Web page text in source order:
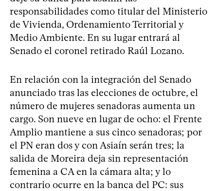
responsabilidades como titular del Ministerio
de Vivienda, Ordenamiento Territorial y
Medio Ambiente. En su lugar entrará al
Senado el coronel retirado Raúl Lozano.
En relación con la integración del Senado
anunciado tras las elecciones de octubre, el
número de mujeres senadoras aumenta un
cargo. Son nueve en lugar de ocho: el Frente
Amplio mantiene a sus cinco senadoras; por
el PN eran dos y con Asiaín serán tres; la
salida de Moreira deja sin representación
femenina a CA en la cámara alta; y lo
contrario ocurre en la banca del PC: sus